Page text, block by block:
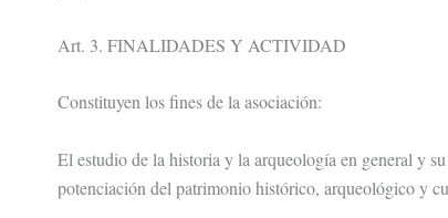
Art. 3. FINALIDADES Y ACTIVIDAD
Constituyen los fines de la asociación:
El estudio de la historia y la arqueología en general y
potenciación del patrimonio histórico, arqueológico y